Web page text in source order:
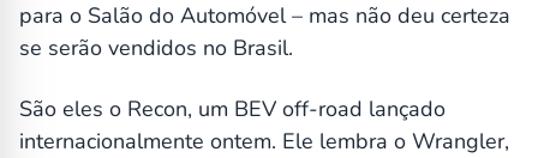
para o Salão do Automóvel – mas não deu certeza
se serão vendidos no Brasil.
São eles o Recon, um BEV off-road lançado
internacionalmente ontem. Ele lembra o Wrangler,